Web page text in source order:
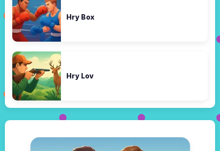
Hry Box
Hry Lov